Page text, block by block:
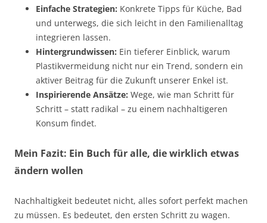
Einfache Strategien: Konkrete Tipps für Küche, Bad
und unterwegs, die sich leicht in den Familienalltag
integrieren lassen.
Hintergrundwissen: Ein tieferer Einblick, warum
Plastikvermeidung nicht nur ein Trend, sondern ein
aktiver Beitrag für die Zukunft unserer Enkel ist.
Inspirierende Ansätze: Wege, wie man Schritt für
Schritt – statt radikal – zu einem nachhaltigeren
Konsum findet.
Mein Fazit: Ein Buch für alle, die wirklich etwas
ändern wollen
Nachhaltigkeit bedeutet nicht, alles sofort perfekt machen
zu müssen. Es bedeutet, den ersten Schritt zu wagen.